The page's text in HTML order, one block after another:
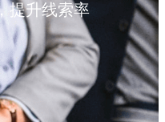
提升线索率